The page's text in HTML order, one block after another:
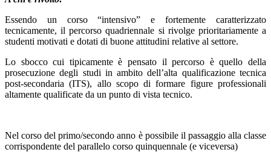
Essendo un corso “intensivo” e fortemente caratterizzato
tecnicamente, il percorso quadriennale si rivolge prioritariamente a
studenti motivati e dotati di buone attitudini relative al settore.
Lo sbocco cui tipicamente è pensato il percorso è quello della
prosecuzione degli studi in ambito dell’alta qualificazione tecnica
post-secondaria (ITS), allo scopo di formare figure professionali
altamente qualificate da un punto di vista tecnico.
Nel corso del primo/secondo anno è possibile il passaggio alla classe
corrispondente del parallelo corso quinquennale (e viceversa)